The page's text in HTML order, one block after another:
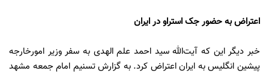
اعتراض به حضور جک استراو در ایران
خبر دیگر این که آیت‌الله سید احمد علم الهدی به سفر وزیر امورخارجه
پیشین انگلیس به ایران اعتراض کرد. به گزارش تسنیم امام جمعه مشهد